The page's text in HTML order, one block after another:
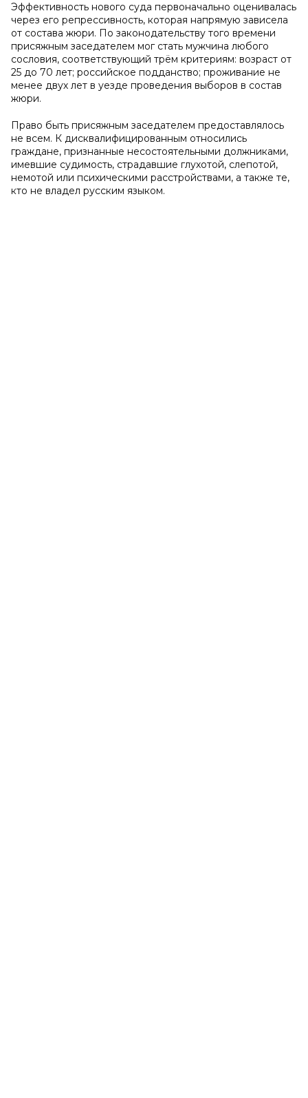
Эффективность нового суда первоначально оценивалась
через его репрессивность, которая напрямую зависела
от состава жюри. По законодательству того времени
присяжным заседателем мог стать мужчина любого
сословия, соответствующий трём критериям: возраст от
25 до 70 лет; российское подданство; проживание не
менее двух лет в уезде проведения выборов в состав
жюри.
Право быть присяжным заседателем предоставлялось
не всем. К дисквалифицированным относились
граждане, признанные несостоятельными должниками,
имевшие судимость, страдавшие глухотой, слепотой,
немотой или психическими расстройствами, а также те,
кто не владел русским языком.